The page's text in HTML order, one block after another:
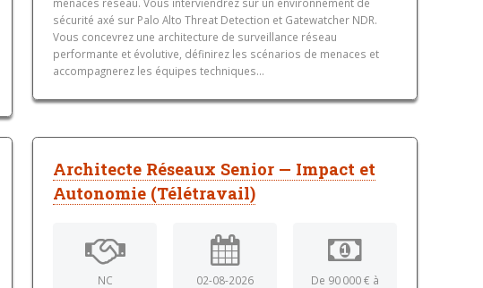
menaces réseau. Vous interviendrez sur un environnement de
sécurité axé sur Palo Alto Threat Detection et Gatewatcher NDR.
Vous concevrez une architecture de surveillance réseau
performante et évolutive, définirez les scénarios de menaces et
accompagnerez les équipes techniques...
Architecte Réseaux Senior — Impact et
Autonomie (Télétravail)
NC 02-08-2026
De 90 000 € à